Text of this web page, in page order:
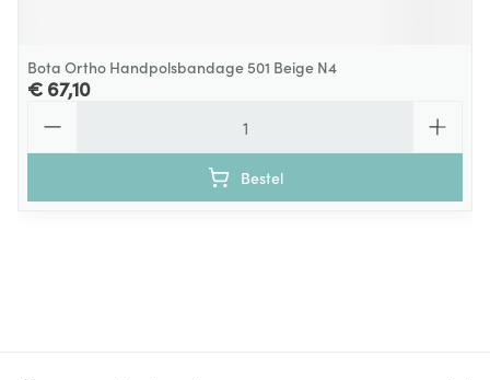
Bota Ortho Handpolsbandage 501 Beige N4
€ 67,10
Bestel